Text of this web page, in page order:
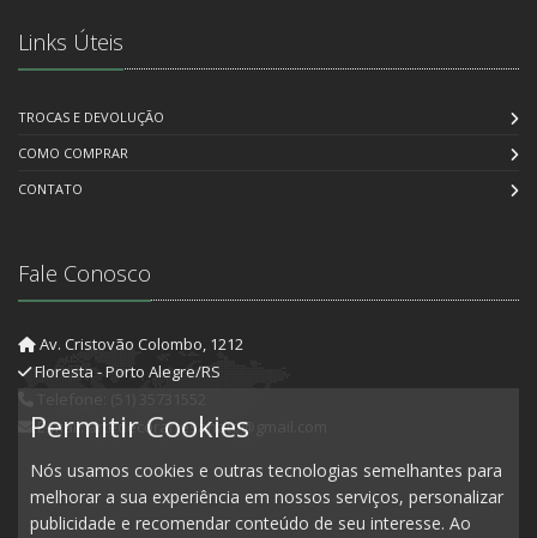
Links Úteis
TROCAS E DEVOLUÇÃO
COMO COMPRAR
CONTATO
Fale Conosco
Av. Cristovão Colombo, 1212
Floresta - Porto Alegre/RS
E-mail: artedecorartesanato@gmail.com
Permitir Cookies
Nós usamos cookies e outras tecnologias semelhantes para
melhorar a sua experiência em nossos serviços, personalizar
publicidade e recomendar conteúdo de seu interesse. Ao